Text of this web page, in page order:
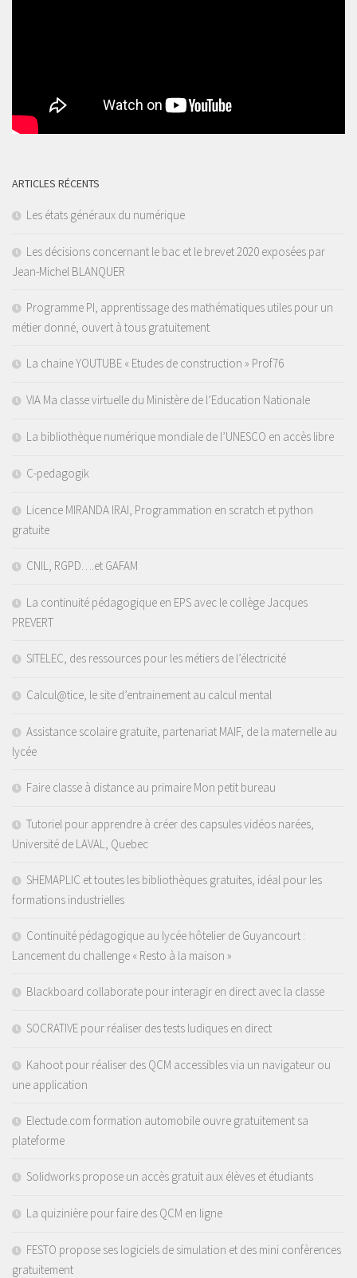
ARTICLES RÉCENTS
Les états généraux du numérique
Les décisions concernant le bac et le brevet 2020 exposées par
Jean-Michel BLANQUER
Programme PI, apprentissage des mathématiques utiles pour un
métier donné, ouvert à tous gratuitement
La chaine YOUTUBE « Etudes de construction » Prof76
VIA Ma classe virtuelle du Ministère de l’Education Nationale
La bibliothèque numérique mondiale de l’UNESCO en accès libre
C-pedagogik
Licence MIRANDA IRAI, Programmation en scratch et python
gratuite
CNIL, RGPD….et GAFAM
La continuité pédagogique en EPS avec le collège Jacques
PREVERT
SITELEC, des ressources pour les métiers de l’électricité
Calcul@tice, le site d’entrainement au calcul mental
Assistance scolaire gratuite, partenariat MAIF, de la maternelle au
lycée
Faire classe à distance au primaire Mon petit bureau
Tutoriel pour apprendre à créer des capsules vidéos narées,
Université de LAVAL, Quebec
SHEMAPLIC et toutes les bibliothèques gratuites, idéal pour les
formations industrielles
Continuité pédagogique au lycée hôtelier de Guyancourt :
Lancement du challenge « Resto à la maison »
Blackboard collaborate pour interagir en direct avec la classe
SOCRATIVE pour réaliser des tests ludiques en direct
Kahoot pour réaliser des QCM accessibles via un navigateur ou
une application
Electude.com formation automobile ouvre gratuitement sa
plateforme
Solidworks propose un accès gratuit aux élèves et étudiants
La quizinière pour faire des QCM en ligne
FESTO propose ses logiciels de simulation et des mini confèrences
gratuitement